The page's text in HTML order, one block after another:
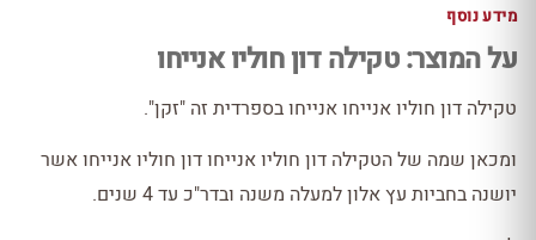
מידע נוסף
על המוצר: טקילה דון חוליו אנייחו
טקילה דון חוליו אנייחו אנייחו בספרדית זה "זקן".
ומכאן שמה של הטקילה דון חוליו אנייחו דון חוליו אנייחו אשר
יושנה בחביות עץ אלון למעלה משנה ובדר"כ עד 4 שנים.